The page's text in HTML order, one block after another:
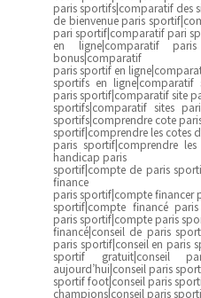
paris sportifs|comparatif des
de bienvenue paris
pari sportif|comparatif pari
en ligne|comparatif
bonus|comparatif
paris sportif en
sportifs en
paris sportif|comparatif site
sportifs|comparatif sites
sportifs|comprendre cote
sportif|comprendre les cotes
paris sportif|comprendre
handicap paris
sportif|compte de paris
finance
paris sportif|compte financer
sportif|compte financé
paris sportif|compte paris
financé|conseil de paris
paris sportif|conseil en paris
sportif gratuit|conseil
aujourd’hui|conseil paris
sportif foot|conseil paris
champions|conseil paris